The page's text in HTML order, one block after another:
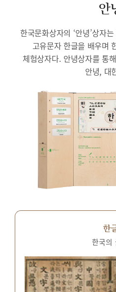
안
한국문화상자의 ‘안녕’상자
고유문자 한글을 배우며
체험상자다. 안녕상자를 통
안녕, 대
한
한국의